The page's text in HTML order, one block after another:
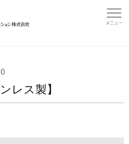
レス製】